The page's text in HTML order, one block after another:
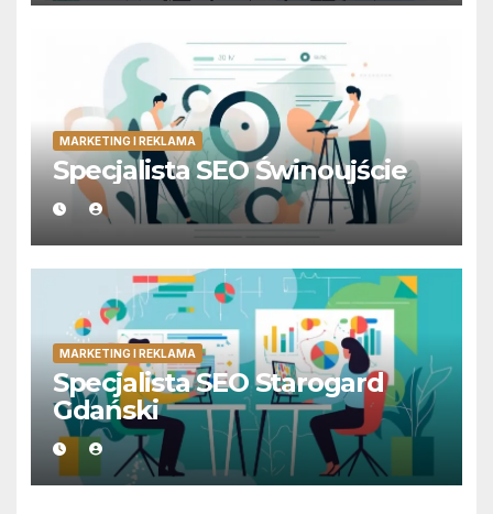
MARKETING I REKLAMA
Specjalista SEO Świnoujście
MARKETING I REKLAMA
Specjalista SEO Starogard
Gdański